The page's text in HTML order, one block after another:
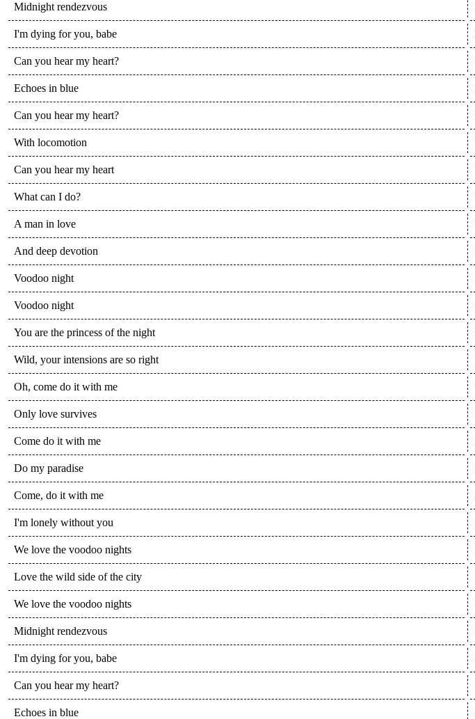
Midnight rendezvous
I'm dying for you, babe
Can you hear my heart?
Echoes in blue
Can you hear my heart?
With locomotion
Can you hear my heart
What can I do?
A man in love
And deep devotion
Voodoo night
Voodoo night
You are the princess of the night
Wild, your intensions are so right
Oh, come do it with me
Only love survives
Come do it with me
Do my paradise
Come, do it with me
I'm lonely without you
We love the voodoo nights
Love the wild side of the city
We love the voodoo nights
Midnight rendezvous
I'm dying for you, babe
Can you hear my heart?
Echoes in blue